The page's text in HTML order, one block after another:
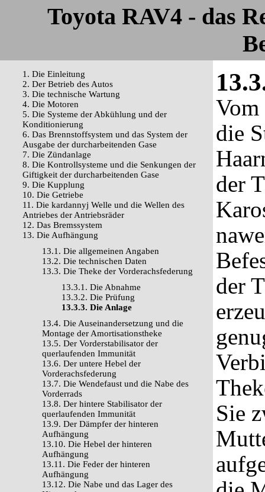
Toyota RAV4 - das
1. Die Einleitung
2. Der Betrieb des Autos
3. Die technische Wartung
4. Die Motoren
5. Die Systeme der Abkühlung und der
Konditionierung
6. Das Brennstoffsystem und das System der
Ausgabe der durcharbeitenden Gase
7. Die Zündanlage
8. Die Kontrollsysteme und die Senkungen der
Giftigkeit der durcharbeitenden Gase
9. Die Kupplung
10. Die Getriebe
11. Die kardannyj Welle und die Wellen des
Antriebes der Antriebsräder
12. Das Bremssystem
13. Die Aufhängung
13.1. Die allgemeinen Angaben
13.2. Die technischen Daten
13.3. Die Theke der Vorderachsfederung
13.3.1. Die Abnahme
13.3.2. Die Prüfung
13.3.3. Die Anlage
13.4. Die Auseinandersetzung und die
Montage der Amortisationstheke
13.5. Der Vorderstabilisator der
querlaufenden Immunität
13.6. Der untere Hebel der
Vorderachsfederung
13.7. Die Wendefaust und die Nabe des
Vorderrads
13.8. Der hintere Stabilisator der
querlaufenden Immunität
13.9. Der Dämpfer der hinteren
Aufhängung
13.10. Die Hebel der hinteren
Aufhängung
13.11. Die Feder der hinteren
Aufhängung
13.12. Die Nabe und das Lager des
Vom
die
der
der
Sie